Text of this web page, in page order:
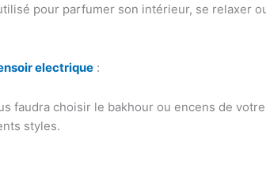
pour parfumer son intérieur, se relaxer
electrique :
faudra choisir le bakhour ou encens de
styles.